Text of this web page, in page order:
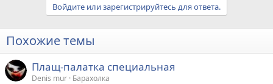
Войдите или зарегистрируйтесь для ответа.
Похожие темы
Плащ-палатка специальная
Denis mur Барахолка